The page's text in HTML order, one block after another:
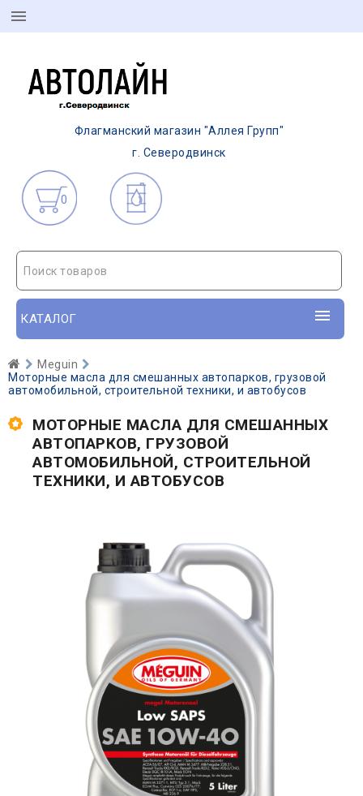
Флагманский магазин "Аллея Групп"
г. Северодвинск
0
Поиск товаров
КАТАЛОГ
Meguin
Моторные масла для смешанных автопарков, грузовой
автомобильной, строительной техники, и автобусов
МОТОРНЫЕ МАСЛА ДЛЯ СМЕШАННЫХ
АВТОПАРКОВ, ГРУЗОВОЙ
АВТОМОБИЛЬНОЙ, СТРОИТЕЛЬНОЙ
ТЕХНИКИ, И АВТОБУСОВ